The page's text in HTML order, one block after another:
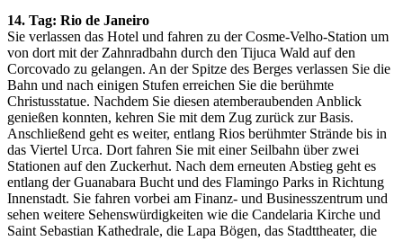
14. Tag: Rio de Janeiro
Sie verlassen das Hotel und fahren zu der Cosme-Velho-Station um
von dort mit der Zahnradbahn durch den Tijuca Wald auf den
Corcovado zu gelangen. An der Spitze des Berges verlassen Sie die
Bahn und nach einigen Stufen erreichen Sie die berühmte
Christusstatue. Nachdem Sie diesen atemberaubenden Anblick
genießen konnten, kehren Sie mit dem Zug zurück zur Basis.
Anschließend geht es weiter, entlang Rios berühmter Strände bis in
das Viertel Urca. Dort fahren Sie mit einer Seilbahn über zwei
Stationen auf den Zuckerhut. Nach dem erneuten Abstieg geht es
entlang der Guanabara Bucht und des Flamingo Parks in Richtung
Innenstadt. Sie fahren vorbei am Finanz- und Businesszentrum und
sehen weitere Sehenswürdigkeiten wie die Candelaria Kirche und
Saint Sebastian Kathedrale, die Lapa Bögen, das Stadttheater, die